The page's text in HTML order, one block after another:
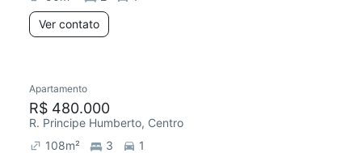
Ver contato
Apartamento
R$ 480.000
R. Principe Humberto, Centro
108m² 3
1